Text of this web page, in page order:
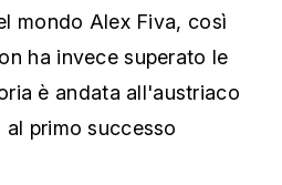
mondo Alex Fiva, così
ha invece superato le
è andata all'austriaco
primo successo